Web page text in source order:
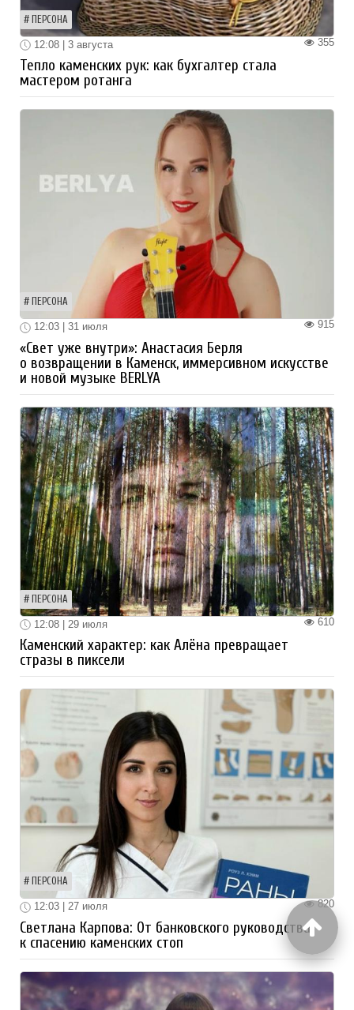
ПЕРСОНА
355
12:08 | 3 августа
Тепло каменских рук: как бухгалтер стала
мастером ротанга
ПЕРСОНА
915
12:03 | 31 июля
«Свет уже внутри»: Анастасия Берля
о возвращении в Каменск, иммерсивном искусстве
и новой музыке BERLYA
ПЕРСОНА
610
12:08 | 29 июля
Каменский характер: как Алёна превращает
стразы в пиксели
ПЕРСОНА
820
12:03 | 27 июля
Светлана Карпова: От банковского руководства
к спасению каменских стоп